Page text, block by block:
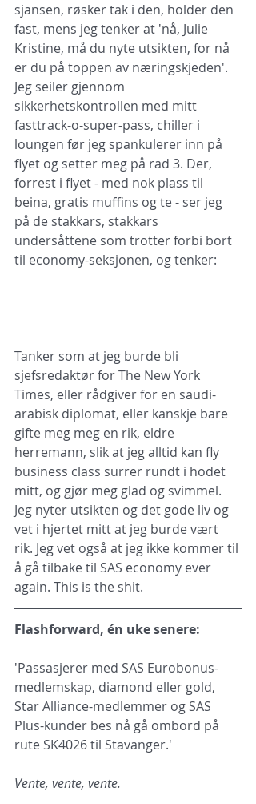
sjansen, røsker tak i den, holder den
fast, mens jeg tenker at 'nå, Julie
Kristine, må du nyte utsikten, for nå
er du på toppen av næringskjeden'.
Jeg seiler gjennom
sikkerhetskontrollen med mitt
fasttrack-o-super-pass, chiller i
loungen før jeg spankulerer inn på
flyet og setter meg på rad 3. Der,
forrest i flyet - med nok plass til
beina, gratis muffins og te - ser jeg
på de stakkars, stakkars
undersåttene som trotter forbi bort
til economy-seksjonen, og tenker:
Tanker som at jeg burde bli
sjefsredaktør for The New York
Times, eller rådgiver for en saudi-
arabisk diplomat, eller kanskje bare
gifte meg meg en rik, eldre
herremann, slik at jeg alltid kan fly
business class surrer rundt i hodet
mitt, og gjør meg glad og svimmel.
Jeg nyter utsikten og det gode liv og
vet i hjertet mitt at jeg burde vært
rik. Jeg vet også at jeg ikke kommer til
å gå tilbake til SAS economy ever
again. This is the shit.
Flashforward, én uke senere:
'Passasjerer med SAS Eurobonus-
medlemskap, diamond eller gold,
Star Alliance-medlemmer og SAS
Plus-kunder bes nå gå ombord på
rute SK4026 til Stavanger.'
Vente, vente, vente.